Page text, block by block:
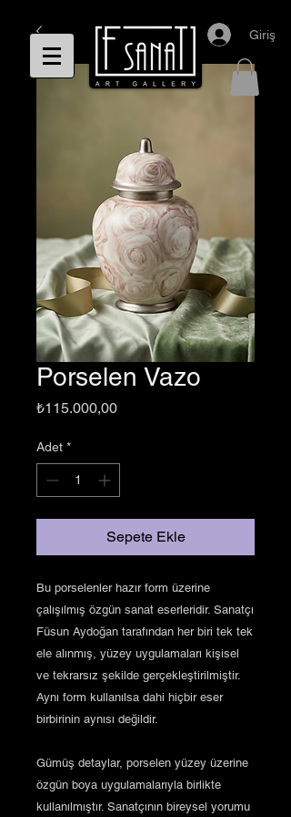
Giriş
Porselen Vazo
₺115.000,00Fiyat
Adet *
Sepete Ekle
Bu porselenler hazır form üzerine
çalışılmış özgün sanat eserleridir. Sanatçı
Füsun Aydoğan tarafından her biri tek tek
ele alınmış, yüzey uygulamaları kişisel
ve tekrarsız şekilde gerçekleştirilmiştir.
Aynı form kullanılsa dahi hiçbir eser
birbirinin aynısı değildir.
Gümüş detaylar, porselen yüzey üzerine
özgün boya uygulamalarıyla birlikte
kullanılmıştır. Sanatçının bireysel yorumu